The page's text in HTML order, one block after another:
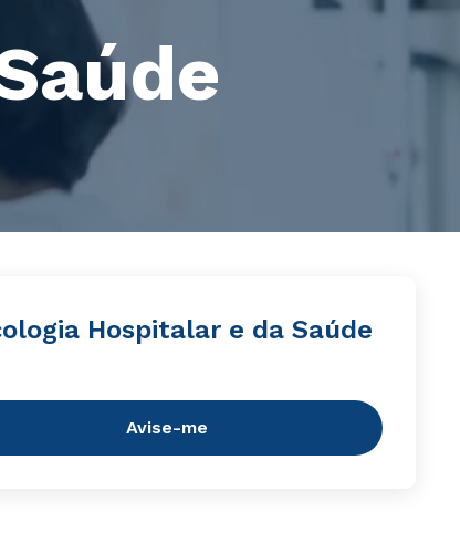
Hospitalar e da Saúde
Avise-me